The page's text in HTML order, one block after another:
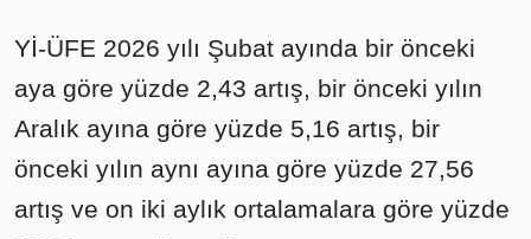
Yİ-ÜFE 2026 yılı Şubat ayında bir önceki
aya göre yüzde 2,43 artış, bir önceki yılın
Aralık ayına göre yüzde 5,16 artış, bir
önceki yılın aynı ayına göre yüzde 27,56
artış ve on iki aylık ortalamalara göre yüzde